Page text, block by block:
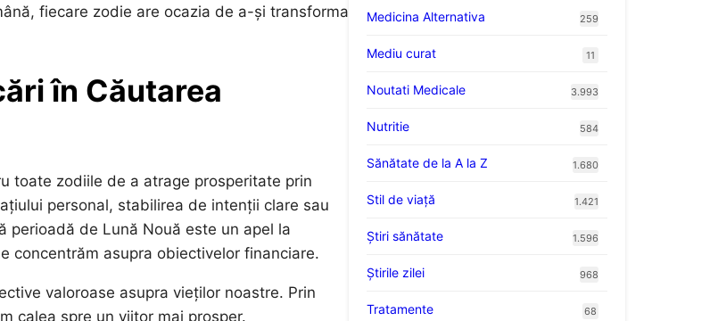
fiecare zodie are ocazia de a-și transforma
în Căutarea
toate zodiile de a atrage prosperitate prin
personal, stabilirea de intenții clare sau
perioadă de Lună Nouă este un apel la
concentrăm asupra obiectivelor financiare.
valoroase asupra vieților noastre. Prin
calea spre un viitor mai prosper.
Medicina Alternativa 259
Mediu curat 11
Noutati Medicale 3.993
Nutritie 584
Sănătate de la A la Z 1.680
Stil de viaţă 1.421
Ştiri sănătate 1.596
Știrile zilei 968
Tratamente 68